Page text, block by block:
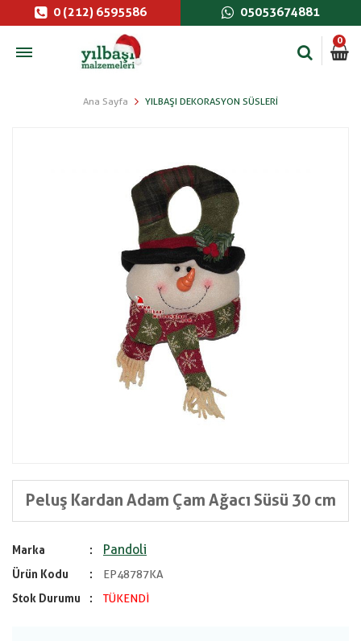
0 (212) 6595586 05053674881
0
Ana Sayfa YILBAŞI DEKORASYON SÜSLERI
Peluş Kardan Adam Çam Ağacı Süsü 30 cm
Marka Pandoli
Ürün Kodu
EP48787KA
Stok Durumu
TÜKENDİ